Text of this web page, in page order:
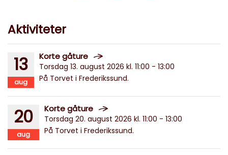
Aktiviteter
13
aug
Korte gåture
Torsdag 13. august 2026 kl. 11:00 - 13:00
På Torvet i Frederikssund.
20
aug
Korte gåture
Torsdag 20. august 2026 kl. 11:00 - 13:00
På Torvet i Frederikssund.